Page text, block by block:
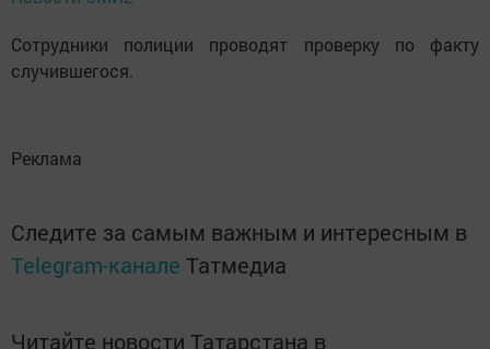
Сотрудники полиции проводят проверку по факту
случившегося.
Реклама
Следите за самым важным и интересным в
Telegram-канале Татмедиа
Читайте новости Татарстана в